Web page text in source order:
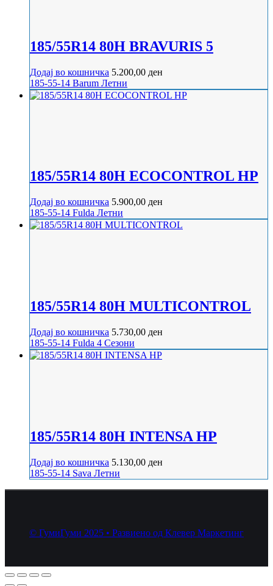
185/55R14 80H BRAVURIS 5
Додај во кошничка 5.200,00 ден
185-55-14 Barum Летни
185/55R14 80H ECOCONTROL HP
Додај во кошничка 5.900,00 ден
185-55-14 Fulda Летни
185/55R14 80H MULTICONTROL
Додај во кошничка 5.730,00 ден
185-55-14 Fulda 4 Сезони
185/55R14 80H INTENSA HP
Додај во кошничка 5.130,00 ден
185-55-14 Sava Летни
© ГумиГуми 2025 • Развиено од Клевер Маркетинг